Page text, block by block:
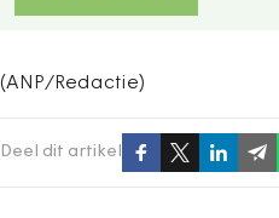
(ANP/Redactie)
Deel dit artikel